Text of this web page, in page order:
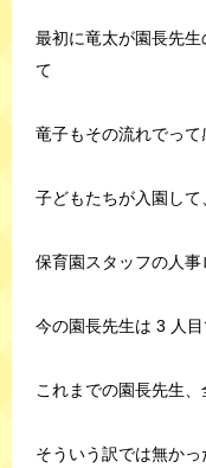
最初に竜太が園長先
て
竜子もその流れでって
子どもたちが入園して
保育園スタッフの人
今の園長先生は 3 人目
これまでの園長先生
そういう訳では無かっ